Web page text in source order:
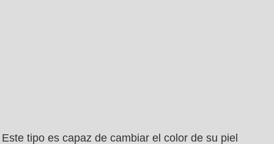
Este tipo es capaz de cambiar el color de su piel